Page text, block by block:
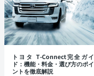
トヨタ T-Connect完全ガイ
ド：機能・料金・選び方のポイ
ントを徹底解説